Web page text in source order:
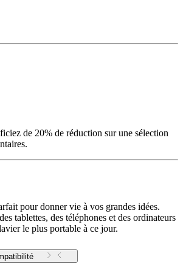
de 20% de réduction sur une sélection
pour donner vie à vos grandes idées.
tablettes, des téléphones et des ordinateurs
le plus portable à ce jour.